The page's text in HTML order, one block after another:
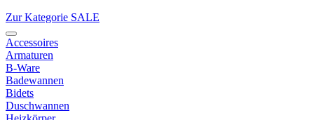
Zur Kategorie SALE
Accessoires
Armaturen
B-Ware
Badewannen
Bidets
Duschwannen